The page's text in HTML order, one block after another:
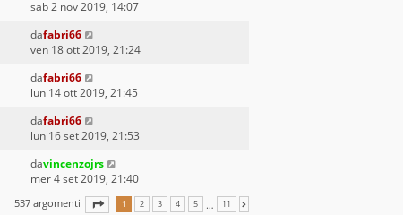
sab 2 nov 2019, 14:07
dafabri66
ven 18 ott 2019, 21:24
dafabri66
lun 14 ott 2019, 21:45
dafabri66
lun 16 set 2019, 21:53
davincenzojrs
mer 4 set 2019, 21:40
537 argomenti PAGINA 1DI 11
1 2 3 4 5 … 11